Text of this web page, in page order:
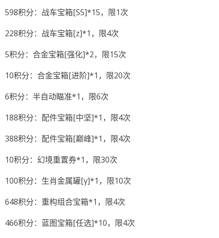
598积分：战车宝箱[SS]*15，限1次
228积分：战车宝箱[z]*1，限4次
5积分：合金宝箱[强化]*2，限15次
10积分：合金宝箱[进阶]*1，限20次
6积分：半自动瞄准*1，限6次
188积分：配件宝箱[中坚]*1，限4次
388积分：配件宝箱[巅峰]*1，限4次
10积分：幻境重置券*1，限30次
100积分：生肖金属罐[γ]*1，限10次
648积分：重构组合宝箱*1，限4次
466积分：蓝图宝箱[任选]*10，限4次